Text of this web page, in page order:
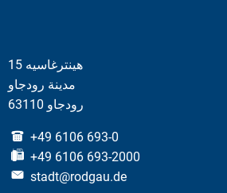
هينترغاسيه 15
مدينة رودجاو
63110 رودجاو
+49 6106 693-0
+49 6106 693-2000
stadt@rodgau.de